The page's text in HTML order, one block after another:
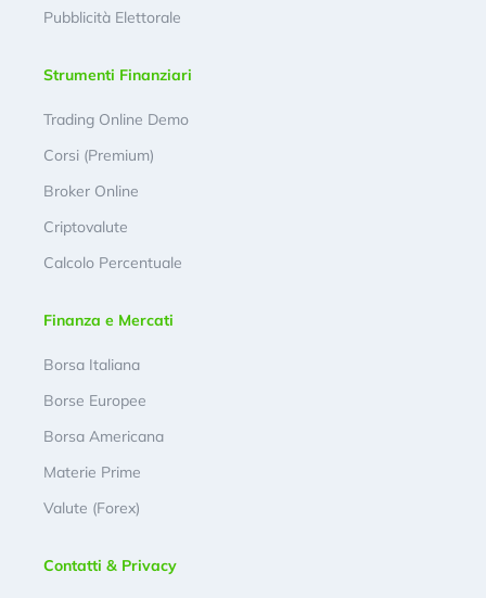
Pubblicità Elettorale
Strumenti Finanziari
Trading Online Demo
Corsi (Premium)
Broker Online
Criptovalute
Calcolo Percentuale
Finanza e Mercati
Borsa Italiana
Borse Europee
Borsa Americana
Materie Prime
Valute (Forex)
Contatti & Privacy